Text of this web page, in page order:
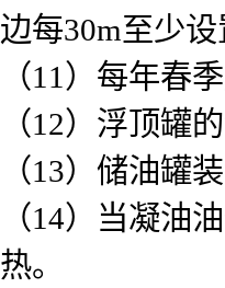
边每30m至少
（11）每年春
（12）浮顶罐
（13）储油罐
（14）当凝油
热。